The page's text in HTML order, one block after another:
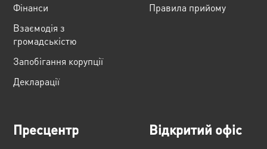
Фінанси
Взаємодія з
громадськістю
Запобігання корупції
Декларації
Правила прийому
Пресцентр Відкритий офіс